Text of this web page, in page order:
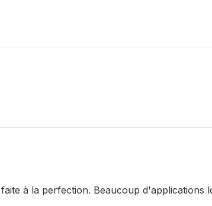
à la perfection. Beaucoup d'applications